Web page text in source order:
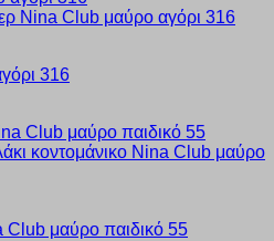
316
Club μαύρο παιδικό 55